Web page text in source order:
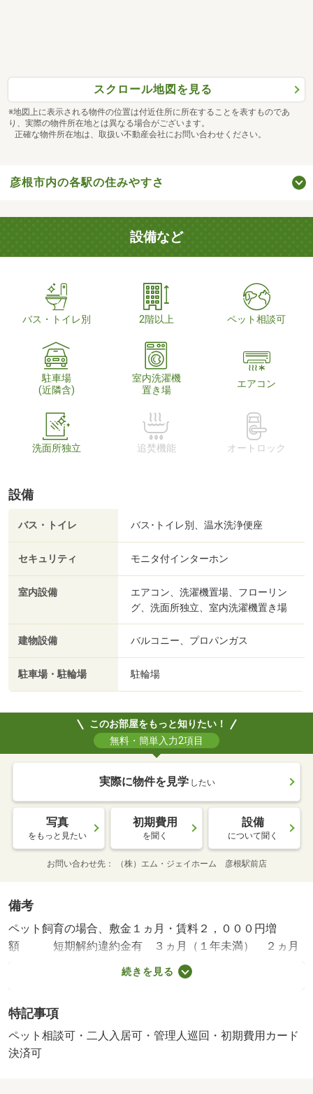
スクロール地図を見る
※地図上に表示される物件の位置は付近住所に所在することを表すものであ
り、実際の物件所在地とは異なる場合がございます。
正確な物件所在地は、取扱い不動産会社にお問い合わせください。
彦根市内の各駅の住みやすさ
設備など
バス・トイレ別 2階以上 ペット相談可
駐車場
(近隣含)
室内洗濯機
置き場
エアコン
洗面所独立 追焚機能 オートロック
設備
バス・トイレ バス･トイレ別、温水洗浄便座
セキュリティ モニタ付インターホン
室内設備
エアコン、洗濯機置場、フローリン
グ、洗面所独立、室内洗濯機置き場
建物設備 バルコニー、プロパンガス
駐車場・駐輪場 駐輪場
このお部屋をもっと知りたい！
無料・簡単入力2項目
実際に物件を見学 したい
写真
をもっと見たい
初期費用
を聞く
設備
について聞く
お問い合わせ先 （株）エム・ジェイホーム 彦根駅前店
備考
ペット飼育の場合、敷金１ヵ月・賃料２，０００円増
額 短期解約違約金有 ３ヵ月（１年未満） ２ヵ月
（１年以上２年未満）・管理形態／管理員の勤務形態：巡
回・エアコン付きのお部屋で、いつでも快適♪・バイク置
続きを見る
特記事項
ペット相談可・二人入居可・管理人巡回・初期費用カード
決済可